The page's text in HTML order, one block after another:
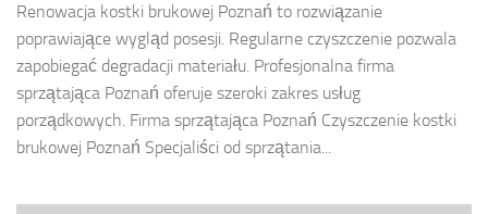
Renowacja kostki brukowej Poznań to rozwiązanie
poprawiające wygląd posesji. Regularne czyszczenie pozwala
zapobiegać degradacji materiału. Profesjonalna firma
sprzątająca Poznań oferuje szeroki zakres usług
porządkowych. Firma sprzątająca Poznań Czyszczenie kostki
brukowej Poznań Specjaliści od sprzątania...